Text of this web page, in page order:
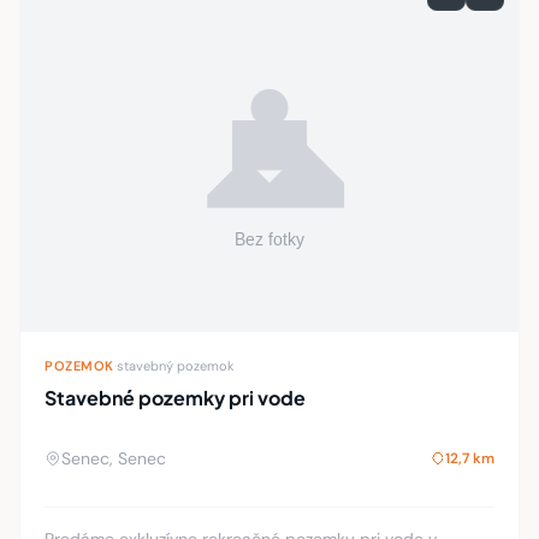
POZEMOK stavebný pozemok
Stavebné pozemky pri vode
Senec, Senec 12,7 km